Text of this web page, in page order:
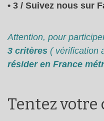
• 3 / Suivez nous sur
Attention, pour
3 critères ( vérification
résider en France
Tentez votre